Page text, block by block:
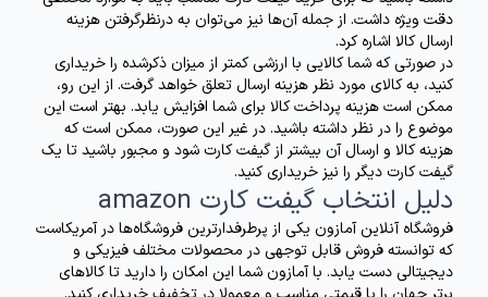
دقت ویژه داشت. از جمله آن‌ها نیز می‌توان به درنظرگرفتن هزینه
ارسال کالا اشاره کرد.
در صورتی که شما کالایی با ارزشی کمتر از میزان ذکرشده را خریداری
کنید، به کالای مورد نظر هزینه ارسال تعلق خواهد گرفت. از این رو،
ممکن است هزینه پرداخت کالا برای شما افزایش یابد. بهتر است این
موضوع را در نظر داشته باشید. در غیر این صورت، ممکن است که
هزینه کالا و ارسال آن بیشتر از گیفت کارت شود و مجبور باشید تا یک
گیفت کارت دیگر را نیز خریداری کنید.
دلیل انتخاب گیفت کارت amazon
فروشگاه آنلاین آمازون یکی از پرطرفدارترین فروشگاه‌ها در آمریکاست
که توانسته فروش قابل توجهی در محصولات مختلف فیزیکی و
دیجیتالی دست یابد. با آمازون شما این امکان را دارید تا کالاهای